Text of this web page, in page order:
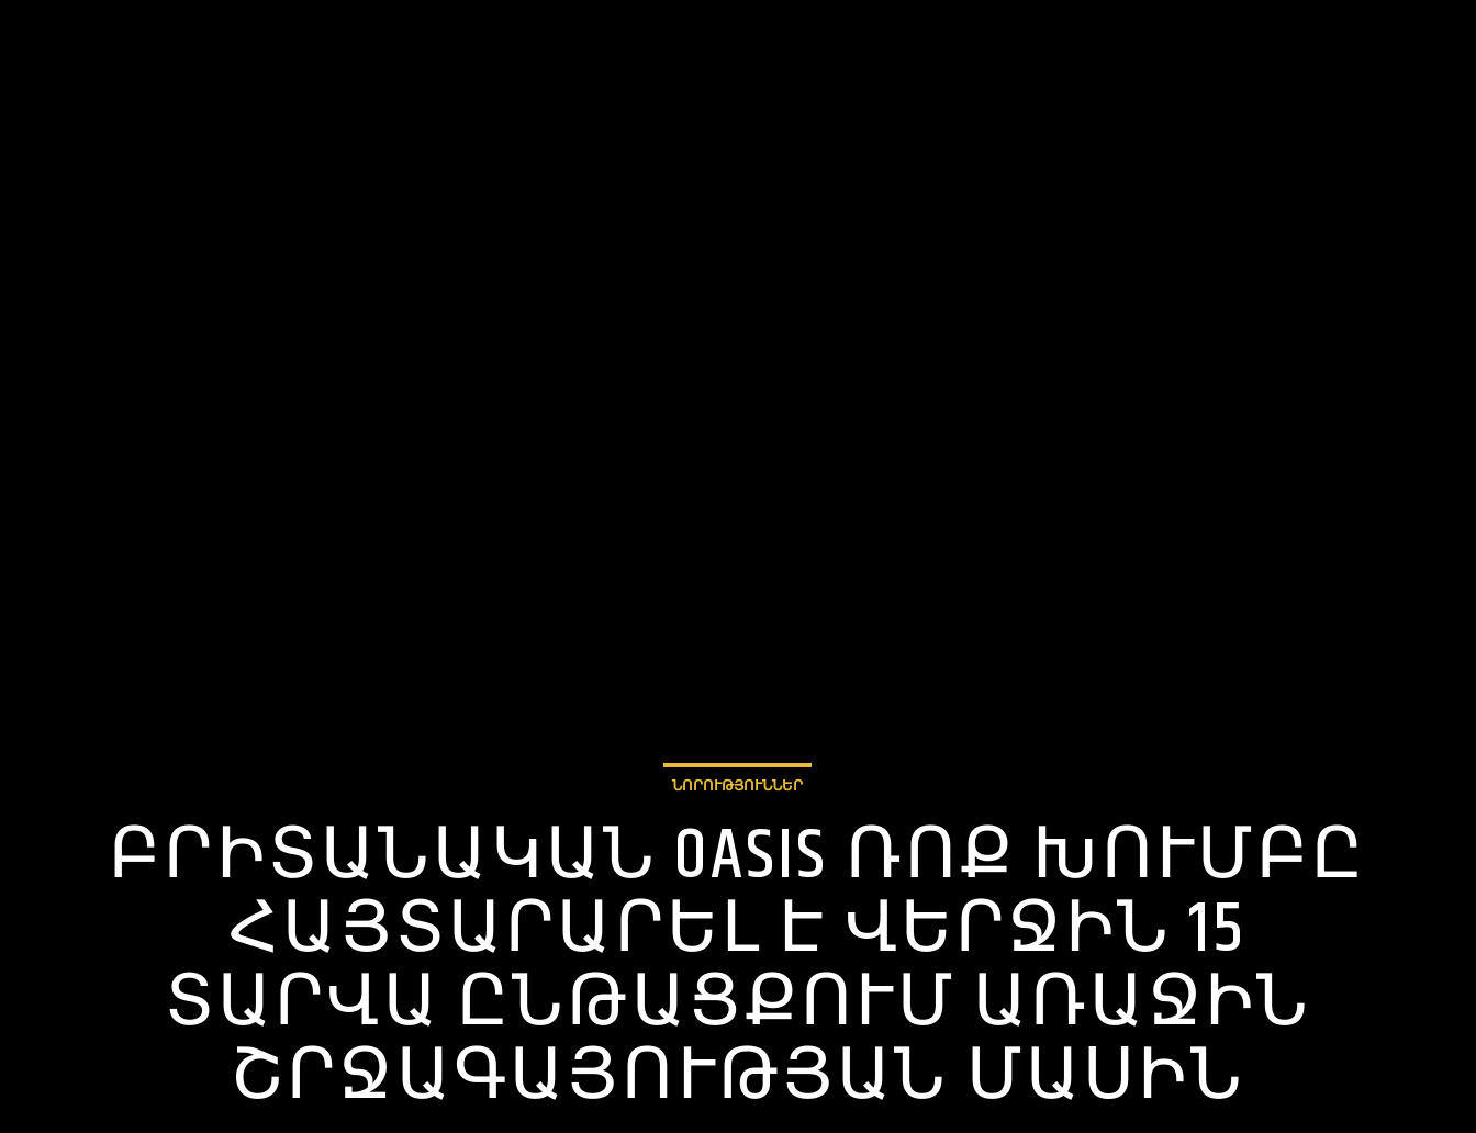
ՆՈՐՈՒԹՅՈՒՆՆԵՐ
ԲՐԻՏԱՆԱԿԱՆ OASIS ՌՈՔ ԽՈՒՄԲԸ
ՀԱՅՏԱՐԱՐԵԼ Է ՎԵՐՋԻՆ 15
ՏԱՐՎԱ ԸՆԹԱՑՔՈՒՄ ԱՌԱՋԻՆ
ՇՐՋԱԳԱՅՈՒԹՅԱՆ ՄԱՍԻՆ